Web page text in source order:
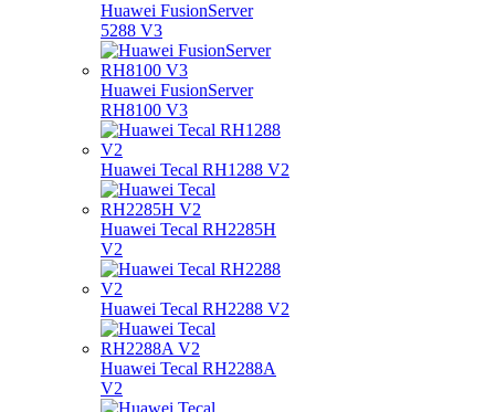
Huawei FusionServer
5288 V3
Huawei FusionServer
RH8100 V3
Huawei Tecal RH1288 V2
Huawei Tecal RH2285H
V2
Huawei Tecal RH2288 V2
Huawei Tecal RH2288A
V2